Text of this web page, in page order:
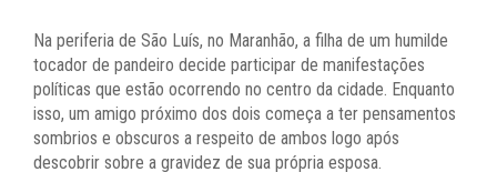
Na periferia de São Luís, no Maranhão, a filha de um humilde
tocador de pandeiro decide participar de manifestações
políticas que estão ocorrendo no centro da cidade. Enquanto
isso, um amigo próximo dos dois começa a ter pensamentos
sombrios e obscuros a respeito de ambos logo após
descobrir sobre a gravidez de sua própria esposa.